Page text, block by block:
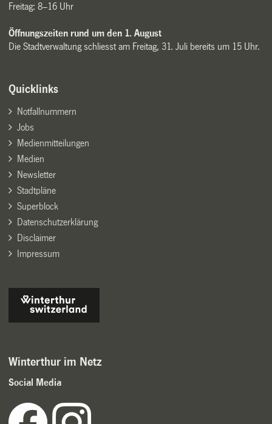
Freitag: 8–16 Uhr
Öffnungszeiten rund um den 1. August
Die Stadtverwaltung schliesst am Freitag, 31. Juli bereits um 15 Uhr.
Quicklinks
Notfallnummern
Jobs
Medienmitteilungen
Medien
Newsletter
Stadtpläne
Superblock
Datenschutzerklärung
Disclaimer
Impressum
Winterthur im Netz
Social Media